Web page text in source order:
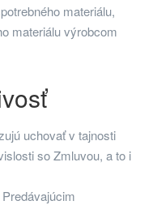
materiálu,
materiálu výrobcom
uchovať v tajnosti
so Zmluvou, a to i